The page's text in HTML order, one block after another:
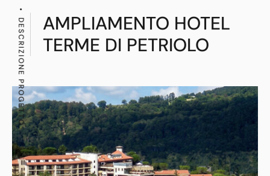
DESCRIZIONE PROGETTO
AMPLIAMENTO HOTEL
TERME DI PETRIOLO